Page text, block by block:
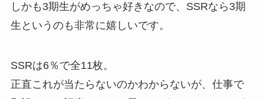
しかも3期生がめっちゃ好きなので、SSRなら3期
生というのも非常に嬉しいです。
SSRは6％で全11枚。
正直これが当たらないのかわからないが、仕事で